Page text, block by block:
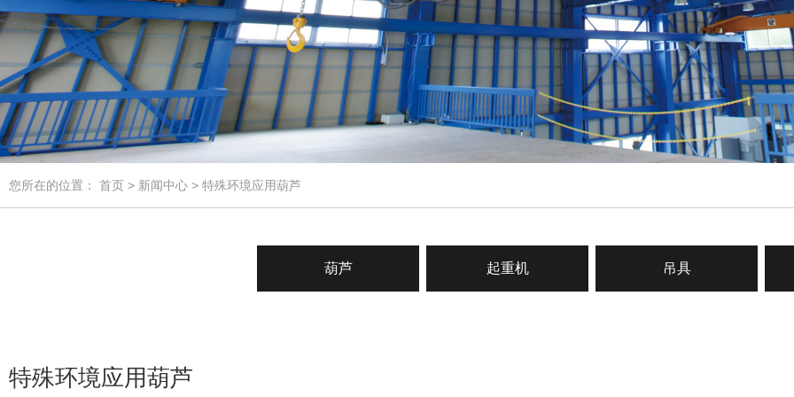
您所在的位置： 首页 > 新闻中心 > 特殊环境应用葫芦
葫芦 起重机 吊具
特殊环境应用葫芦